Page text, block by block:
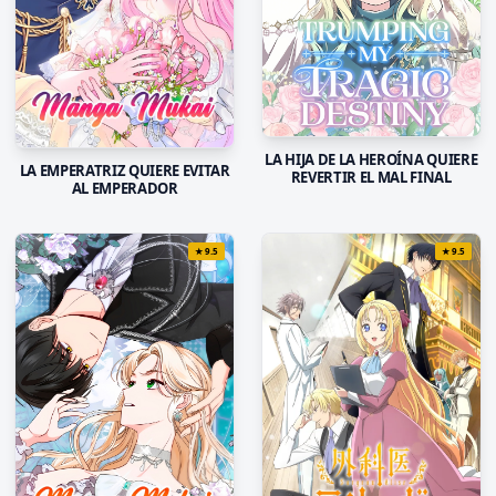
LA EMPERATRIZ QUIERE EVITAR
AL EMPERADOR
LA HIJA DE LA HEROÍNA QUIERE
REVERTIR EL MAL FINAL
★9.5 ★9.5